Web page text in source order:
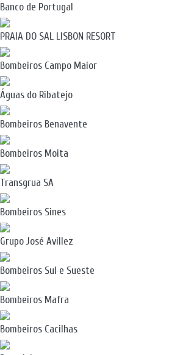
Banco de Portugal
PRAIA DO SAL LISBON RESORT
Bombeiros Campo Maior
Águas do Ribatejo
Bombeiros Benavente
Bombeiros Moita
Transgrua SA
Bombeiros Sines
Grupo José Avillez
Bombeiros Sul e Sueste
Bombeiros Mafra
Bombeiros Cacilhas